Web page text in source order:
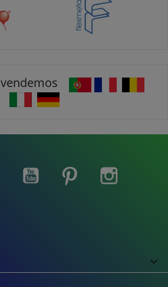
Twitter YouTube Pinterest
